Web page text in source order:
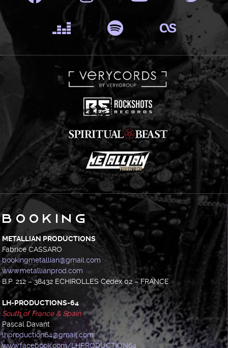
Booking
METALLIAN PRODUCTIONS
Fabrice CASSARO
bookingmetallian@gmail.com
www.metallianprod.com
B.P. 212 – 38432 ECHIROLLES Cédex 02 – FRANCE
LH-PRODUCTIONS-64
South of France & Spain
Pascal Davant
lhproduction64@gmail.com
www.facebook.com/LHPRODUCTION64